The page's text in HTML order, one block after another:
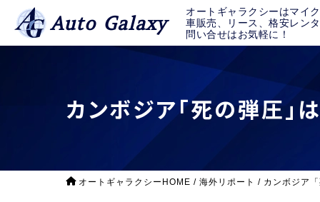
Auto Galaxy
オートギャラクシーはマイ
車販売、リース、格安レン
問い合せはお気軽に！
カンボジア「死の弾圧」
オートギャラクシーHOME / 海外リポート / カンボジア